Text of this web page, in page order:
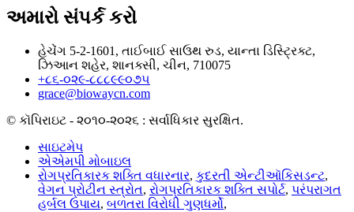
અમારો સંપર્ક કરો
હેચેંગ 5-2-1601, તાઈબાઈ સાઉથ રુડ, યાન્તા ડિસ્ટ્રિક્ટ,
ઝિઆન શહેર, શાનક્સી, ચીન, 710075
+૮૬-૦૨૯-૮૮૮૯૯૦૭૫
grace@biowaycn.com
© કૉપિરાઇટ - ૨૦૧૦-૨૦૨૬ : સર્વાધિકાર સુરક્ષિત.
સાઇટમેપ
એએમપી મોબાઇલ
રોગપ્રતિકારક શક્તિ વધારનાર, કુદરતી એન્ટીઑકિસડન્ટ,
વેગન પ્રોટીન સ્ત્રોત, રોગપ્રતિકારક શક્તિ સપોર્ટ, પરંપરાગત
હર્બલ ઉપાય, બળતરા વિરોધી ગુણધર્મો,